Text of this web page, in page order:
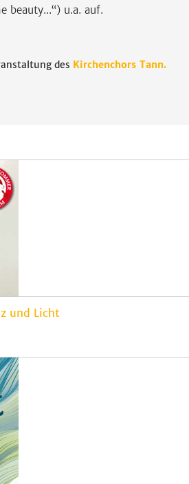
beauty...“) u.a. auf.
des Kirchenchors Tann.
und Licht